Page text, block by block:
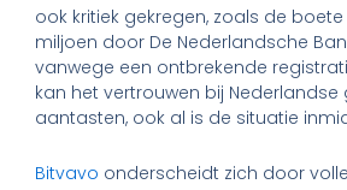
ook kritiek gekregen, zoals de
miljoen door De Nederlandsche
vanwege een ontbrekende
kan het vertrouwen bij Nederlandse
aantasten, ook al is de situatie
Bitvavo onderscheidt zich door